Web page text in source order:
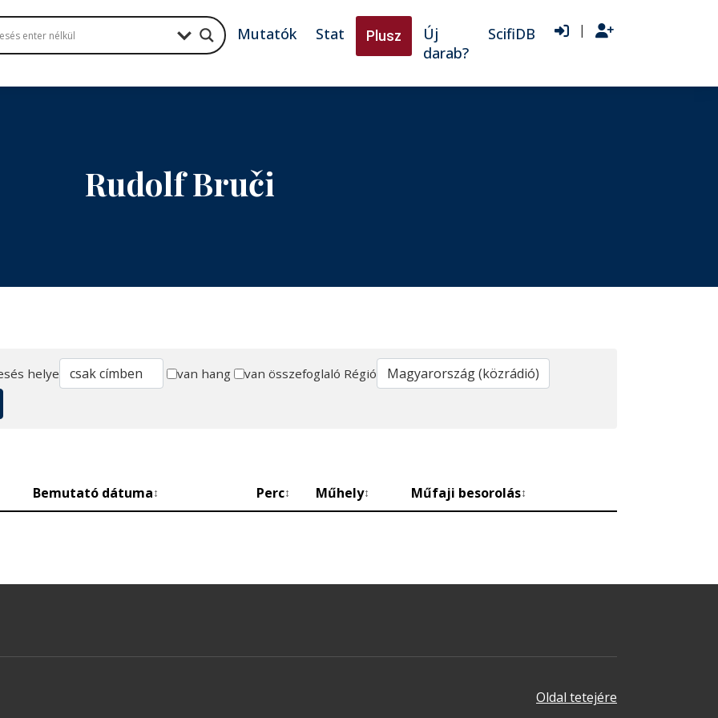
Mutatók Stat Plusz
Új
darab?
ScifiDB |
Rudolf Bruči
helye van hang van összefoglaló Régió
Bemutató dátuma↕ Perc↕ Műhely↕ Műfaji besorolás↕
Oldal tetejére